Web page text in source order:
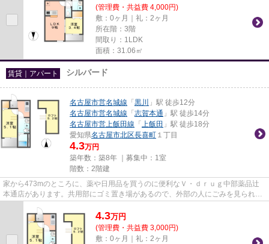
(管理費・共益費 4,000円)
敷：0ヶ月｜礼：2ヶ月
所在階：3階
間取り：1LDK
面積：31.06㎡
賃貸｜アパート シルバード
名古屋市営名城線 「 黒川
」駅 徒歩12分
名古屋市営名城線 「 志賀本通 」駅 徒歩14分
名古屋市営上飯田線 「 上飯田 」駅 徒歩18分
愛知県名古屋市北区長喜町 １丁目
4.3万円
築年数：築8年 ｜募集中： 1室
階数：2階建
家から473mのところに、薬や日用品を買うのに便利なＶ・ｄｒｕｇ中部薬品辻
本通店があります。共用部にゴミ置き場があるので、外部の人にごみを見られた
4.3万円
(管理費・共益費 3,000円)
敷：0ヶ月｜礼：2ヶ月